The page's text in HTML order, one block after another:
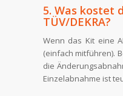
5. Was kostet
TÜV/DEKRA?
Wenn das Kit eine
(einfach mitführen).
die
Einzelabnahme ist